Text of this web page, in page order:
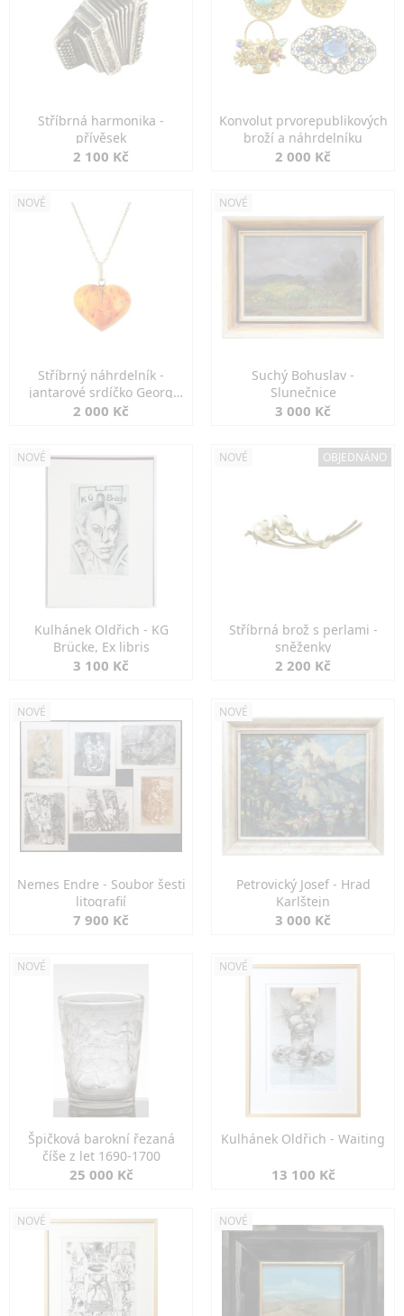
Stříbrná harmonika -
přívěsek
2 100 Kč
Konvolut prvorepublikových
broží a náhrdelníku
2 000 Kč
NOVÉ
Stříbrný náhrdelník -
jantarové srdíčko Georg
Kramer
2 000 Kč
NOVÉ
Suchý Bohuslav -
Slunečnice
3 000 Kč
NOVÉ
Kulhánek Oldřich - KG
Brücke, Ex libris
3 100 Kč
NOVÉ OBJEDNÁNO
Stříbrná brož s perlami -
sněženky
2 200 Kč
NOVÉ
Nemes Endre - Soubor šesti
litografií
7 900 Kč
NOVÉ
Petrovický Josef - Hrad
Karlštejn
3 000 Kč
NOVÉ
Špičková barokní řezaná
číše z let 1690-1700
25 000 Kč
NOVÉ
Kulhánek Oldřich - Waiting
13 100 Kč
NOVÉ NOVÉ